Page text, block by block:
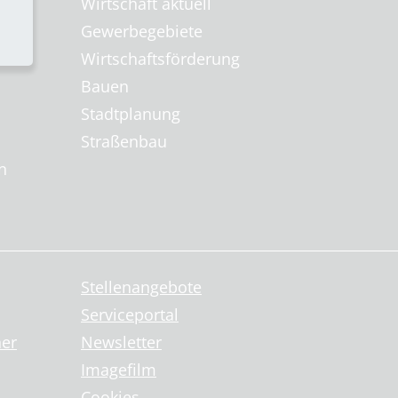
Gewerbegebiete
Wirtschaftsförderung
Bauen
Stadtplanung
Straßenbau
Stellenangebote
Serviceportal
Newsletter
Imagefilm